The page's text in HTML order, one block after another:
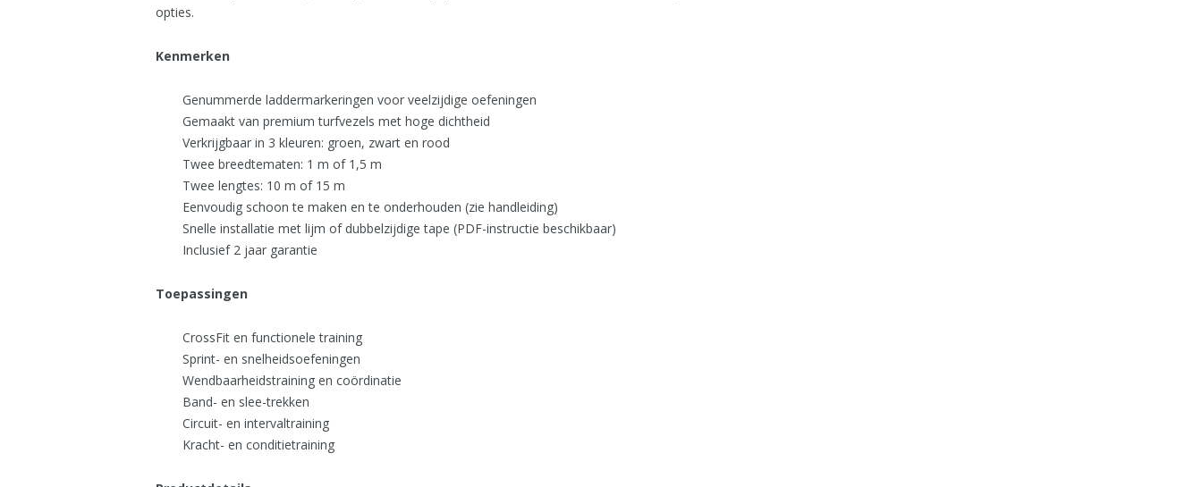
opties.
Kenmerken
Genummerde laddermarkeringen voor veelzijdige oefeningen
Gemaakt van premium turfvezels met hoge dichtheid
Verkrijgbaar in 3 kleuren: groen, zwart en rood
Twee breedtematen: 1 m of 1,5 m
Twee lengtes: 10 m of 15 m
Eenvoudig schoon te maken en te onderhouden (zie handleiding)
Snelle installatie met lijm of dubbelzijdige tape (PDF-instructie beschikbaar)
Inclusief 2 jaar garantie
Toepassingen
CrossFit en functionele training
Sprint- en snelheidsoefeningen
Wendbaarheidstraining en coördinatie
Band- en slee-trekken
Circuit- en intervaltraining
Kracht- en conditietraining